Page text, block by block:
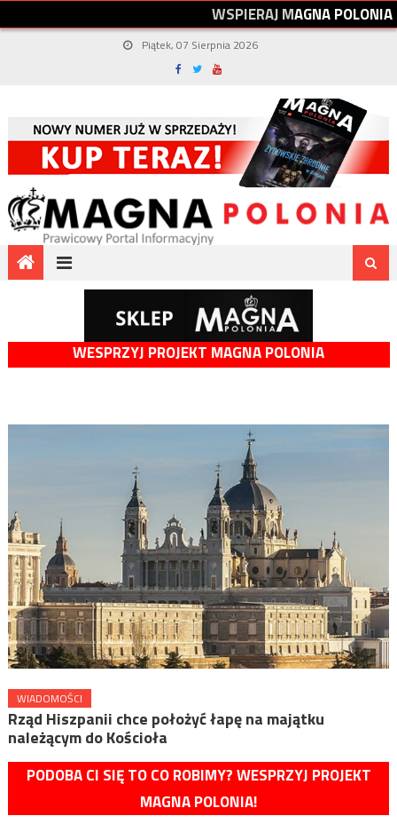
WSPIERAJMAGNAPOLONIA
Piątek, 07 Sierpnia 2026
WESPRZYJ PROJEKT MAGNA POLONIA
WIADOMOŚCI
Rząd Hiszpanii chce położyć łapę na majątku
należącym do Kościoła
PODOBA CI SIĘ TO CO ROBIMY? WESPRZYJ PROJEKT
MAGNA POLONIA!